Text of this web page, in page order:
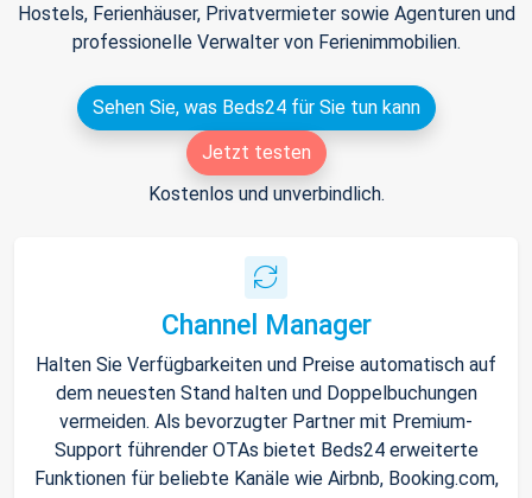
Hostels, Ferienhäuser, Privatvermieter sowie Agenturen und
professionelle Verwalter von Ferienimmobilien.
Sehen Sie, was Beds24 für Sie tun kann
Jetzt testen
Kostenlos und unverbindlich.
Channel Manager
Halten Sie Verfügbarkeiten und Preise automatisch auf
dem neuesten Stand halten und Doppelbuchungen
vermeiden. Als bevorzugter Partner mit Premium-
Support führender OTAs bietet Beds24 erweiterte
Funktionen für beliebte Kanäle wie Airbnb, Booking.com,